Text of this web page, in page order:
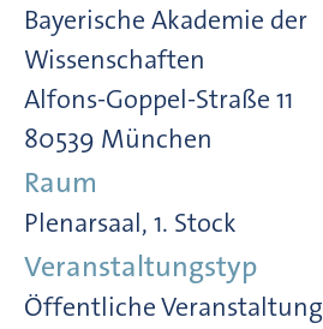
Bayerische Akademie der
Wissenschaften
Alfons-Goppel-Straße 11
80539 München
Raum
Plenarsaal, 1. Stock
Veranstaltungstyp
Öffentliche Veranstaltung